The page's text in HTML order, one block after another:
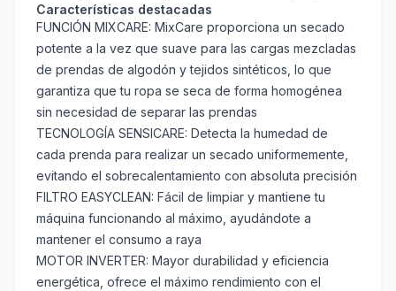
Características destacadas
FUNCIÓN MIXCARE: MixCare proporciona un secado
potente a la vez que suave para las cargas mezcladas
de prendas de algodón y tejidos sintéticos, lo que
garantiza que tu ropa se seca de forma homogénea
sin necesidad de separar las prendas
TECNOLOGÍA SENSICARE: Detecta la humedad de
cada prenda para realizar un secado uniformemente,
evitando el sobrecalentamiento con absoluta precisión
FILTRO EASYCLEAN: Fácil de limpiar y mantiene tu
máquina funcionando al máximo, ayudándote a
mantener el consumo a raya
MOTOR INVERTER: Mayor durabilidad y eficiencia
energética, ofrece el máximo rendimiento con el